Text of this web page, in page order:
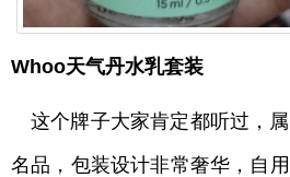
Whoo天气丹水乳套装
这个牌子大家肯定都听过，
名品，包装设计非常奢华，自